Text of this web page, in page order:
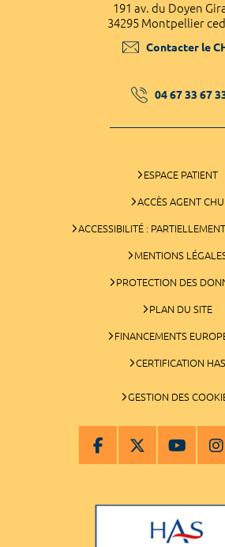
191 av. du Doyen
34295 Montpellier
Contacter le
04 67 33 67
ESPACE PATIENT
ACCÈS AGENT CHU
ACCESSIBILITÉ :
MENTIONS
PROTECTION DES
PLAN DU SITE
FINANCEMENTS
CERTIFICATION HAS
GESTION DES